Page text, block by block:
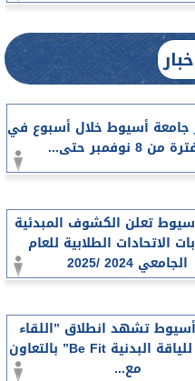
جامعة أسيوط خلال أسبوع في
من 8 نوفمبر حتى...
تعلن الكشوف المبدئية
الاتحادات الطلابية للعام
الجامعي 2024 /2025
تشهد انطلاق ”اللقاء
الرياضي للياقة البدنية Be Fit” بالتعاون
مع...